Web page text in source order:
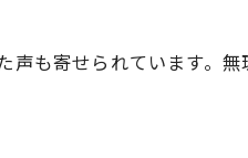
声も寄せられています。無